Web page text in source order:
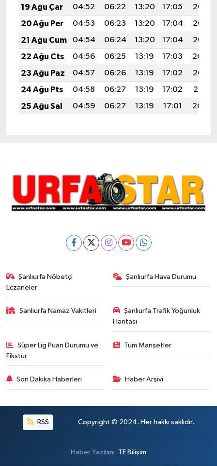
19 Ağu Çar
04:52 06:22 13:20 17:05
20:08
20 Ağu Per
04:53 06:23 13:20 17:04
20:07
21 Ağu Cum
04:54 06:24 13:20 17:04
20:06
22 Ağu Cts
04:56 06:25 13:19 17:03
20:04
23 Ağu Paz
04:57 06:26 13:19 17:02
20:03
24 Ağu Pts
04:58 06:27 13:19 17:02
20:01
25 Ağu Sal
04:59 06:27 13:19 17:01 20:00
Şanlıurfa Nöbetçi
Eczaneler
Şanlıurfa Hava Durumu
Şanlıurfa Namaz Vakitleri
Şanlıurfa Trafik Yoğunluk
Haritası
Süper Lig Puan Durumu ve
Fikstür
Tüm Manşetler
Son Dakika Haberleri Haber Arşivi
RSS Copyright © 2024. Her hakkı saklıdır.
Haber Yazılımı: TE Bilişim